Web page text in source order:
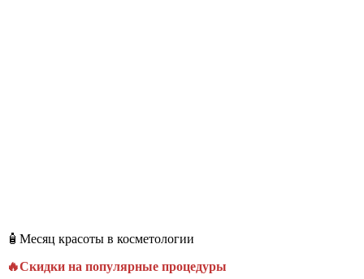
🧴Месяц красоты в косметологии
🔥Скидки на популярные процедуры